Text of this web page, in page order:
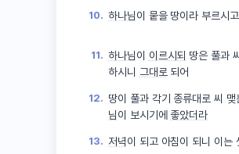
10. 하나님이 뭍을 땅이라 부르시
11. 하나님이 이르시되 땅은 풀과
하시니 그대로 되어
12. 땅이 풀과 각기 종류대로 씨 맺
님이 보시기에 좋았더라
13. 저녁이 되고 아침이 되니 이는